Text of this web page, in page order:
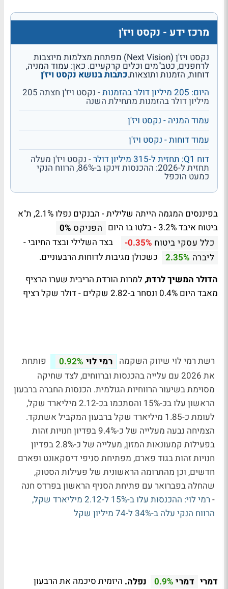
מרכז ידע - נקסט ויז'ן
נקסט ויז'ן (Next Vision) מפתחת מצלמות מיוצבות
לרחפנים, כטב"מים וכלים קרקעיים. כאן: עמוד המניה,
דוחות, הזמנות ותוצאות.כתבות בנושא נקסט ויז'ן
היום: 205 מיליון דולר בהזמנות
- נקסט ויז'ן חצתה 205
מיליון דולר בהזמנות מתחילת השנה
עמוד המניה - נקסט ויז'ן
עמוד דוחות - נקסט ויז'ן
דוח Q1: תחזית ל-315 מיליון דולר
- נקסט ויז'ן מעלה
תחזית ל-2026: ההכנסות זינקו ב-86%, הרווח הנקי
כמעט הוכפל
בפיננסים המגמה הייתה שלילית - הבנקים נפלו 2.1%, ת"א
ביטוח איבד 3.2% - בלטו בו היום
הפניקס 0%
כלל עסקי ביטוח -0.35%
בצד השלילי ובצד החיובי -
ליברה 2.35%
כשכולן מגיבות לדוחות הרבעוניים.
הדולר המשיך לרדת, למרות הורדת הריבית שערו הרציף
מאבד היום 0.4% ונסחר ב-2.82 שקלים -
דולר שקל רציף
רשת רמי לוי שיווק השקמה רמי לוי 0.92%
פותחת
את 2026 עם עלייה בהכנסות וברווחים, לצד שחיקה
מסוימת בשיעור הרווחיות הגולמית. הכנסות החברה ברבעון
הראשון עלו בכ-15% והסתכמו בכ-2.12 מיליארד שקל,
לעומת כ-1.85 מיליארד שקל ברבעון המקביל אשתקד.
הצמיחה נבעה מעלייה של כ-9.4% בפדיון חנויות זהות
בפעילות קמעונאות המזון, מעלייה של כ-2.8% בפדיון
חנויות זהות בגוד פארם, מפתיחת סניפי דיסקאונט ופארם
חדשים, וכן מהתרומה הראשונית של פעילות הסטוק,
שהחלה בפברואר עם פתיחת הסניף הראשון בפרדס חנה
-
רמי לוי: ההכנסות עלו ב-15% ל-2.12 מיליארד שקל,
הרווח הנקי עלה ב-34% ל-74 מיליון שקל
דמרי דמרי 0.9% נפלה. היזמית סיכמה את הרבעון